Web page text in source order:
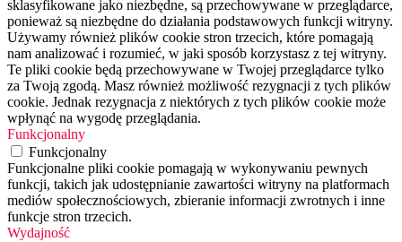
sklasyfikowane jako niezbędne, są przechowywane w przeglądarce,
ponieważ są niezbędne do działania podstawowych funkcji witryny.
Używamy również plików cookie stron trzecich, które pomagają
nam analizować i rozumieć, w jaki sposób korzystasz z tej witryny.
Te pliki cookie będą przechowywane w Twojej przeglądarce tylko
za Twoją zgodą. Masz również możliwość rezygnacji z tych plików
cookie. Jednak rezygnacja z niektórych z tych plików cookie może
wpłynąć na wygodę przeglądania.
Funkcjonalny
Funkcjonalny
Funkcjonalne pliki cookie pomagają w wykonywaniu pewnych
funkcji, takich jak udostępnianie zawartości witryny na platformach
mediów społecznościowych, zbieranie informacji zwrotnych i inne
funkcje stron trzecich.
Wydajność